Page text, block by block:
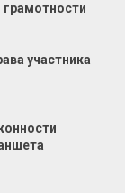
участника